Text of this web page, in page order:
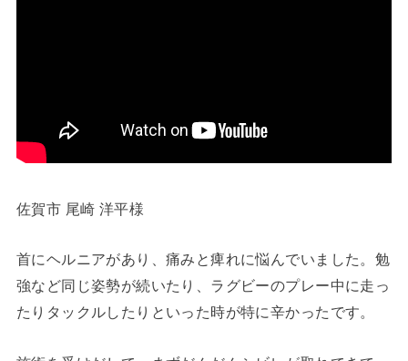
佐賀市 尾崎 洋平様
首にヘルニアがあり、痛みと痺れに悩んでいました。勉
強など同じ姿勢が続いたり、ラグビーのプレー中に走っ
たりタックルしたりといった時が特に辛かったです。